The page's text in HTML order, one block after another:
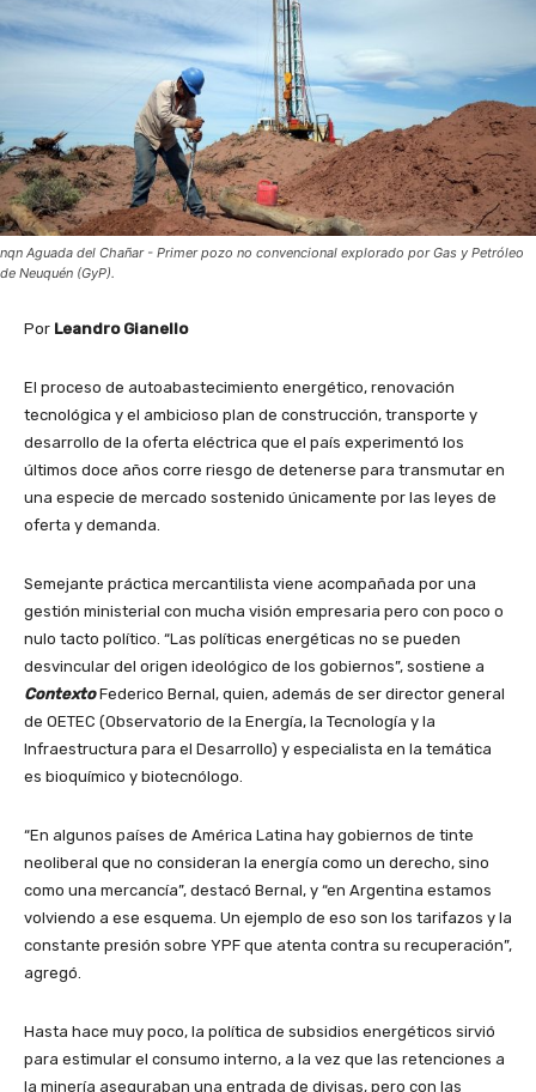
nqn Aguada del Chañar - Primer pozo no convencional explorado por Gas y Petróleo
de Neuquén (GyP).
Por Leandro Gianello
El proceso de autoabastecimiento energético, renovación
tecnológica y el ambicioso plan de construcción, transporte y
desarrollo de la oferta eléctrica que el país experimentó los
últimos doce años corre riesgo de detenerse para transmutar en
una especie de mercado sostenido únicamente por las leyes de
oferta y demanda.
Semejante práctica mercantilista viene acompañada por una
gestión ministerial con mucha visión empresaria pero con poco o
nulo tacto político. “Las políticas energéticas no se pueden
desvincular del origen ideológico de los gobiernos”, sostiene a
ContextoFederico Bernal, quien, además de ser director general
de OETEC (Observatorio de la Energía, la Tecnología y la
Infraestructura para el Desarrollo) y especialista en la temática
es bioquímico y biotecnólogo.
“En algunos países de América Latina hay gobiernos de tinte
neoliberal que no consideran la energía como un derecho, sino
como una mercancía”, destacó Bernal, y “en Argentina estamos
volviendo a ese esquema. Un ejemplo de eso son los tarifazos y la
constante presión sobre YPF que atenta contra su recuperación”,
agregó.
Hasta hace muy poco, la política de subsidios energéticos sirvió
para estimular el consumo interno, a la vez que las retenciones a
la minería aseguraban una entrada de divisas, pero con las